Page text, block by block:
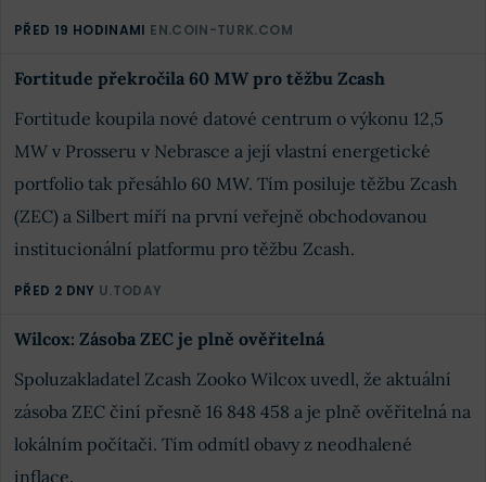
PŘED 19 HODINAMI EN.COIN-TURK.COM
Fortitude překročila 60 MW pro těžbu Zcash
Fortitude koupila nové datové centrum o výkonu 12,5
MW v Prosseru v Nebrasce a její vlastní energetické
portfolio tak přesáhlo 60 MW. Tím posiluje těžbu Zcash
(ZEC) a Silbert míří na první veřejně obchodovanou
institucionální platformu pro těžbu Zcash.
PŘED 2 DNY U.TODAY
Wilcox: Zásoba ZEC je plně ověřitelná
Spoluzakladatel Zcash Zooko Wilcox uvedl, že aktuální
zásoba ZEC činí přesně 16 848 458 a je plně ověřitelná na
lokálním počítači. Tím odmítl obavy z neodhalené
inflace.